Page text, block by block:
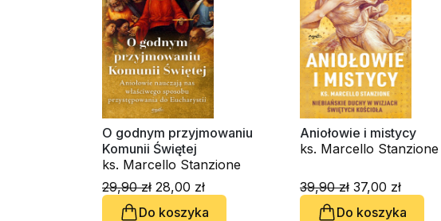
O godnym przyjmowaniu
Komunii Świętej
ks. Marcello Stanzione
29,90 zł 28,00 zł
Do koszyka
Aniołowie i mistycy
ks. Marcello Stanzione
39,90 zł 37,00 zł
Do koszyka